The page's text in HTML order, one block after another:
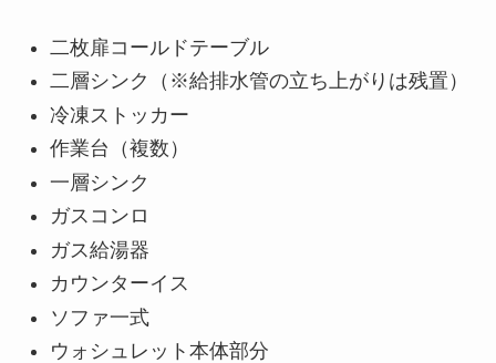
二枚扉コールドテーブル
二層シンク（※給排水管の立ち上がりは残置）
冷凍ストッカー
作業台（複数）
一層シンク
ガスコンロ
ガス給湯器
カウンターイス
ソファ一式
ウォシュレット本体部分